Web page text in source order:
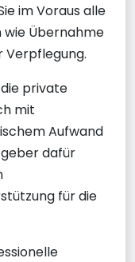
im Voraus alle
wie Übernahme
Verpflegung.
private
mit
Aufwand
dafür
für die